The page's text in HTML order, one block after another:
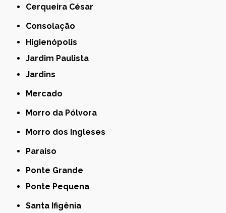
Cerqueira César
Consolação
Higienópolis
Jardim Paulista
Jardins
Mercado
Morro da Pólvora
Morro dos Ingleses
Paraíso
Ponte Grande
Ponte Pequena
Santa Ifigênia